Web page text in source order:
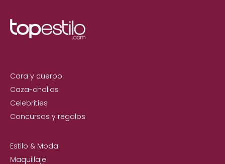
Cara y cuerpo
Caza-chollos
Celebrities
Concursos y regalos
Estilo & Moda
Maquillaje